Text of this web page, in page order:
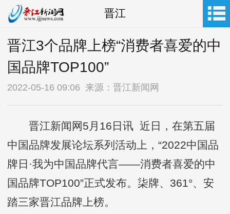
晋江
晋江3个品牌上榜“消费者喜爱的中
国品牌TOP100”
2022-05-16 09:06 来源：晋江新闻网
晋江新闻网5月16日讯 近日，在第五届
中国品牌发展论坛系列活动上，“2022中国品
牌日·我为中国品牌代言——消费者喜爱的中
国品牌TOP100”正式发布。柒牌、361°、安
踏三家晋江品牌上榜。